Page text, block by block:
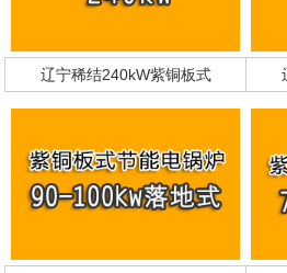
辽宁稀结240kW紫铜板式